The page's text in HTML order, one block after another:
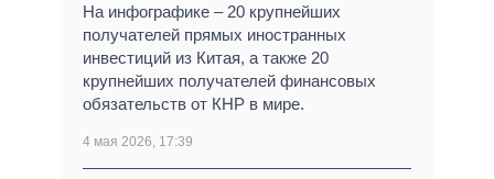
На инфографике – 20 крупнейших
получателей прямых иностранных
инвестиций из Китая, а также 20
крупнейших получателей финансовых
обязательств от КНР в мире.
4 мая 2026, 17:39